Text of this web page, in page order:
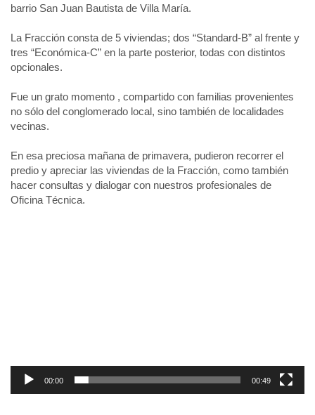
barrio San Juan Bautista de Villa María. ⁣
La Fracción consta de 5 viviendas; dos “Standard-B” al frente y
tres “Económica-C” en la parte posterior, todas con distintos
opcionales. ⁣
Fue un grato momento , compartido con familias provenientes
no sólo del conglomerado local, sino también de localidades
vecinas. ⁣
En esa preciosa mañana de primavera, pudieron recorrer el
predio y apreciar las viviendas de la Fracción, como también
hacer consultas y dialogar con nuestros profesionales de
Oficina Técnica.
00:00 00:49